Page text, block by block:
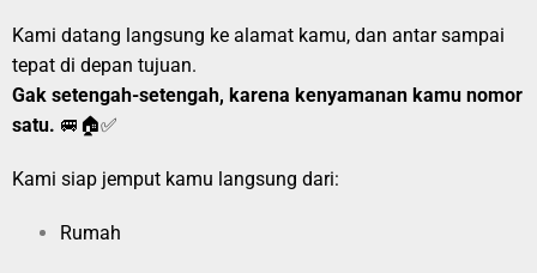
Kami datang langsung ke alamat kamu, dan antar sampai
tepat di depan tujuan.
Gak setengah-setengah, karena kenyamanan kamu nomor
satu. 🚐🏠✅
Kami siap jemput kamu langsung dari:
Rumah